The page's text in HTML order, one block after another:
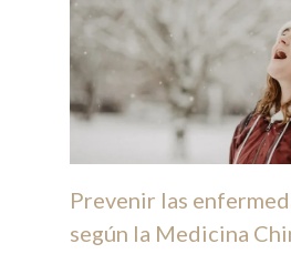
Prevenir las
según la Medicina